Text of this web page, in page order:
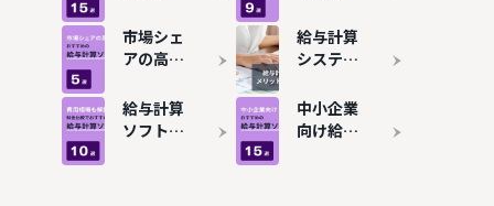
計算ソフ
トおすす
福祉業界
にも対応
すめ9
選！機能
比較
市場シェ
アの高い
ソフト
は？おす
給与計算
システム
リット・
デメリッ
給与計算
ソフトの
中小企業
向け給与